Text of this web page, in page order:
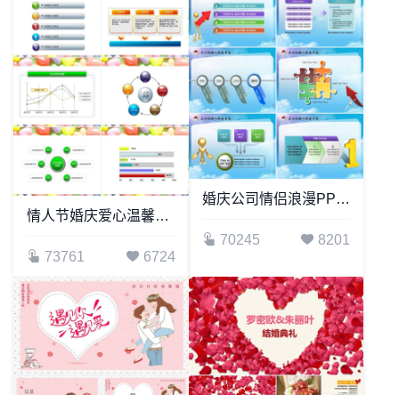
情人节婚庆爱心温馨PPT模板(2)
73761 6724
婚庆公司情侣浪漫PPT模板
70245 8201